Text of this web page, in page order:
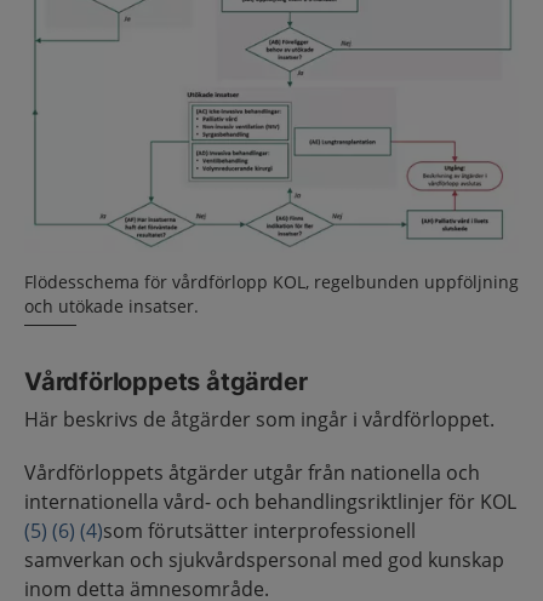
Flödesschema för vårdförlopp KOL, regelbunden uppföljning
och utökade insatser.
Vårdförloppets åtgärder
Här beskrivs de åtgärder som ingår i vårdförloppet.
Vårdförloppets åtgärder utgår från nationella och
internationella vård- och behandlingsriktlinjer för KOL
(5) (6) (4)som förutsätter interprofessionell
samverkan och sjukvårdspersonal med god kunskap
inom detta ämnesområde.